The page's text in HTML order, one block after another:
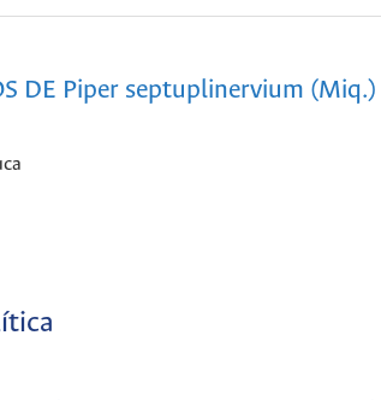
DE Piper septuplinervium (Miq.)